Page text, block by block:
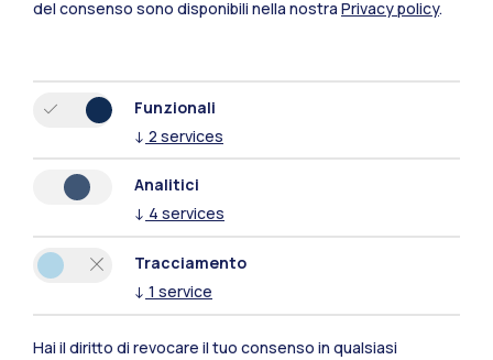
Polimi Community
Tutti i siti dell’ecosistema
Residenze
del consenso sono disponibili nella nostra Privacy policy.
Funzionali
↓ 2 services
Analitici
↓ 4 services
Tracciamento
↓ 1 service
Hai il diritto di revocare il tuo consenso in qualsiasi